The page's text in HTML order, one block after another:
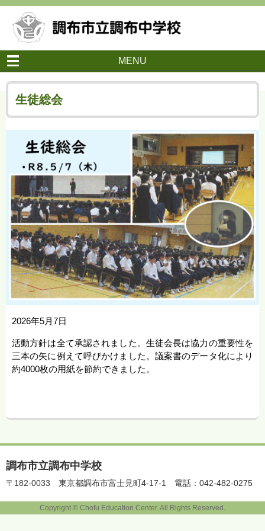
MENU
生徒総会
2026年5月7日
活動方針は全て承認されました。生徒会長は協力の重要性を
三本の矢に例えて呼びかけました。議案書のデータ化により
約4000枚の用紙を節約できました。
調布市立調布中学校
〒182-0033 東京都調布市富士見町4-17-1 電話：042-482-0275
Copyright © Chofu Education Center. All Rights Reserved.